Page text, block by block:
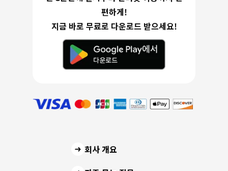
편하게!
지금 바로 무료로 다운로드 받으세요!
회사 개요